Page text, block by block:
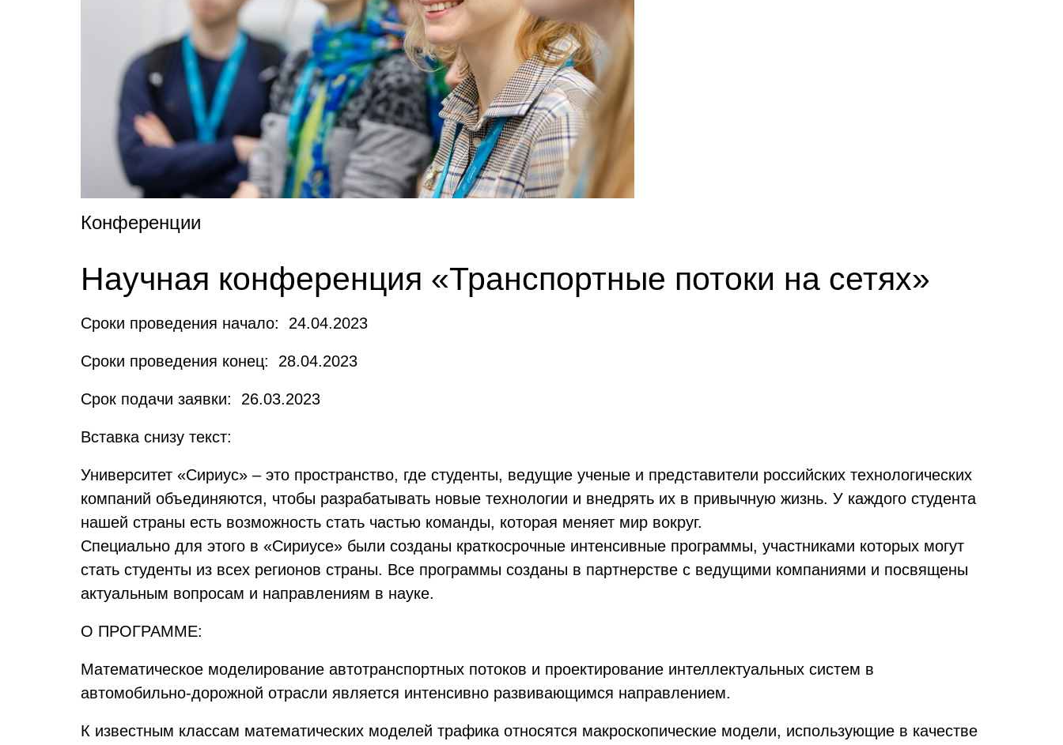
Конференции
Научная конференция «Транспортные потоки на сетях»
Сроки проведения начало: 24.04.2023
Сроки проведения конец: 28.04.2023
Срок подачи заявки: 26.03.2023
Вставка снизу текст:
Университет «Сириус» – это пространство, где студенты, ведущие ученые и представители российских технологических
компаний объединяются, чтобы разрабатывать новые технологии и внедрять их в привычную жизнь. У каждого студента
нашей страны есть возможность стать частью команды, которая меняет мир вокруг.
Специально для этого в «Сириусе» были созданы краткосрочные интенсивные программы, участниками которых могут
стать студенты из всех регионов страны. Все программы созданы в партнерстве с ведущими компаниями и посвящены
актуальным вопросам и направлениям в науке.
О ПРОГРАММЕ:
Математическое моделирование автотранспортных потоков и проектирование интеллектуальных систем в
автомобильно-дорожной отрасли является интенсивно развивающимся направлением.
К известным классам математических моделей трафика относятся макроскопические модели, использующие в качестве